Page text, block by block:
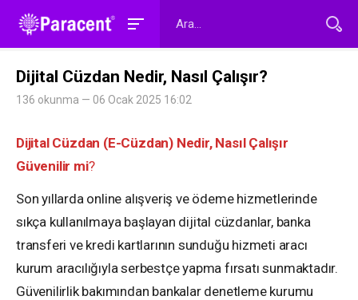
Dijital Cüzdan Nedir, Nasıl Çalışır?
136 okunma — 06 Ocak 2025 16:02
Dijital Cüzdan (E-Cüzdan) Nedir, Nasıl Çalışır
Güvenilir mi?
Son yıllarda online alışveriş ve ödeme hizmetlerinde
sıkça kullanılmaya başlayan dijital cüzdanlar, banka
transferi ve kredi kartlarının sunduğu hizmeti aracı
kurum aracılığıyla serbestçe yapma fırsatı sunmaktadır.
Güvenilirlik bakımından bankalar denetleme kurumu